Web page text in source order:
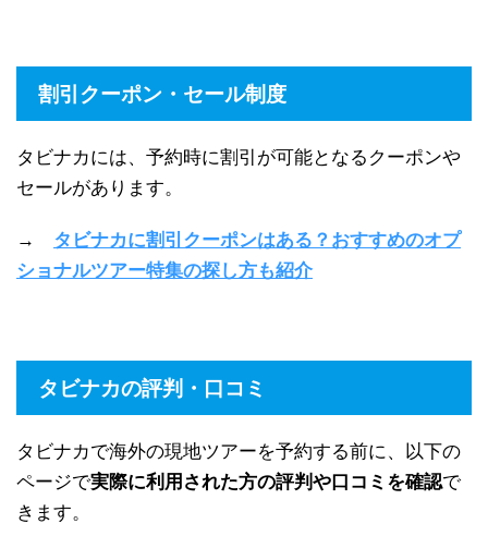
割引クーポン・セール制度
タビナカには、予約時に割引が可能となるクーポンや
セールがあります。
→ タビナカに割引クーポンはある？おすすめのオプ
ショナルツアー特集の探し方も紹介
タビナカの評判・口コミ
タビナカで海外の現地ツアーを予約する前に、以下の
ページで実際に利用された方の評判や口コミを確認で
きます。